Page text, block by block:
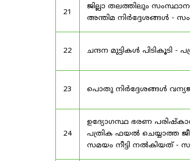
21
ജില്ലാ തലത്തിലും
അന്തിമ നിർദ്ദേശങ്ങൾ -
22 ചന്ദന മുട്ടികൾ പിടികൂടി -
23 പൊതു നിർദ്ദേശങ്ങൾ
24
ഉദ്യോഗസ്ഥ ഭരണ
പത്രിക ഫയൽ ചെയ്യാത്ത
സമയം നീട്ടി നൽകിയത് -